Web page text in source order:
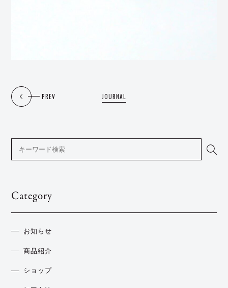
PREV JOURNAL
Category
お知らせ
商品紹介
ショップ